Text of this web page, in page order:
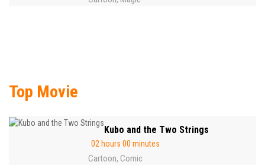
Top Movie
Kubo and the Two Strings
02 hours 00 minutes
Cartoon, Comic